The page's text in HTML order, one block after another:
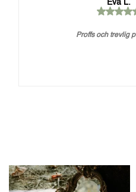
Eva L.
Proffs och trevlig